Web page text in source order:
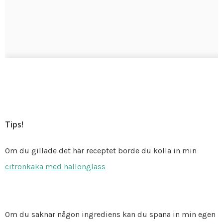
Tips!
Om du gillade det här receptet borde du kolla in min
citronkaka med hallonglass
Om du saknar någon ingrediens kan du spana in min egen